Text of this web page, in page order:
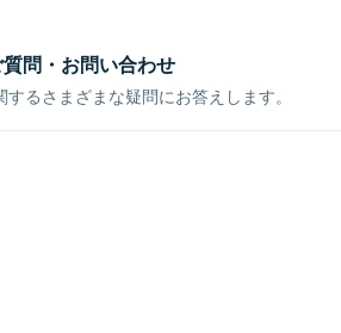
問・お問い合わせ
るさまざまな疑問にお答えします。